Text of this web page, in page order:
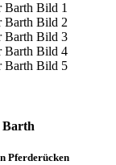
Pferderücken